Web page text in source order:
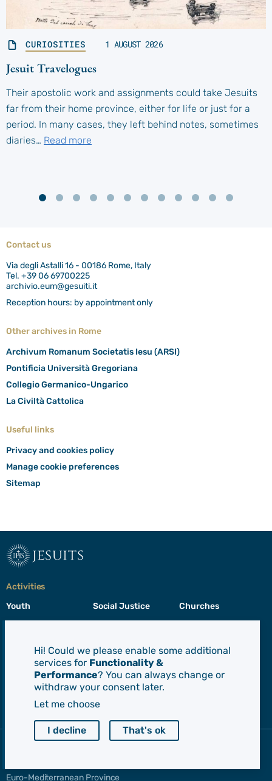
CURIOSITIES 1 AUGUST 2026
Jesuit Travelogues
Their apostolic work and assignments could take Jesuits
far from their home province, either for life or just for a
period. In many cases, they left behind notes, sometimes
diaries… Read more
Contact us
Via degli Astalli 16 - 00186 Rome, Italy
Tel. +39 06 69700225
archivio.eum@gesuiti.it
Reception hours: by appointment only
Other archives in Rome
Archivum Romanum Societatis Iesu (ARSI)
Pontificia Università Gregoriana
Collegio Germanico-Ungarico
La Civiltà Cattolica
Useful links
Privacy and cookies policy
Manage cookie preferences
Sitemap
jesuits
Activities
Youth
Social Justice
Care for creation
Churches
Formation
Jesuits
Toggle
footer
menu
Society of Jesus
Euro-Mediterranean Province
Hi! Could we please enable some additional
services for Functionality &
Performance? You can always change or
withdraw your consent later.
Let me choose
I decline That's ok